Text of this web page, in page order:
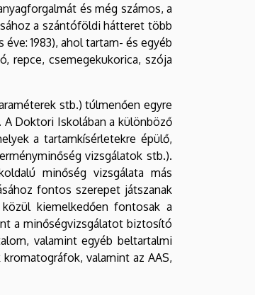
és még számos, a
a szántóföldi hátteret több
1983), ahol tartam- és egyéb
repce, csemegekukorica, szója
stb.) túlmenően egyre
Doktori Iskolában a különböző
a tartamkísérletekre épülő,
vizsgálatok stb.).
minőség vizsgálata más
fontos szerepet játszanak
kiemelkedően fontosak a
a minőségvizsgálatot biztosító
valamint egyéb beltartalmi
valamint az AAS,